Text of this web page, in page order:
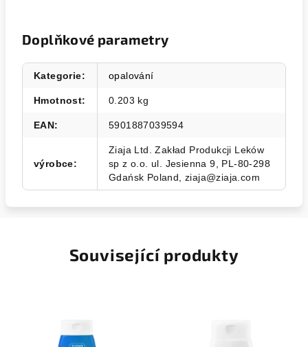
Doplňkové parametry
Kategorie: opalování
Hmotnost: 0.203 kg
EAN: 5901887039594
výrobce:
Ziaja Ltd. Zakład Produkcji Leków
sp z o.o. ul. Jesienna 9, PL-80-298
Gdańsk Poland, ziaja@ziaja.com
Související produkty